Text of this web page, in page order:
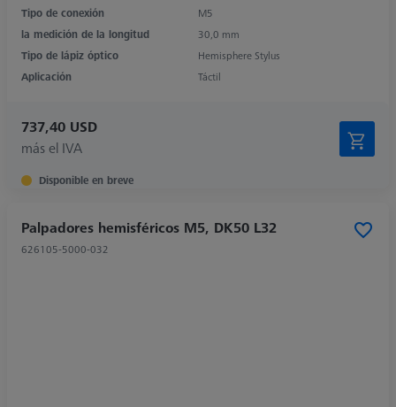
Tipo de conexión
M5
la medición de la longitud
30,0 mm
Tipo de lápiz óptico
Hemisphere Stylus
Aplicación
Táctil
737,40 USD
más el IVA
Disponible en breve
Palpadores hemisféricos M5, DK50 L32
626105-5000-032